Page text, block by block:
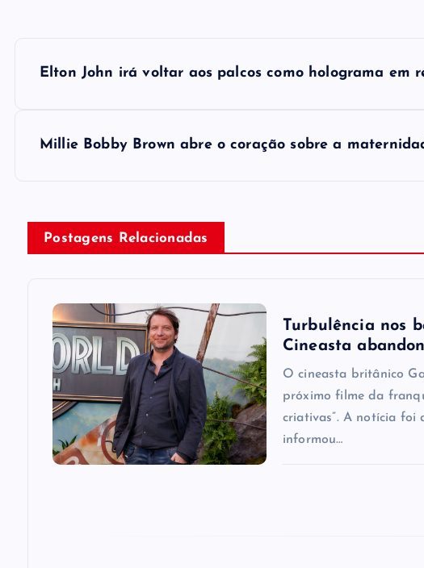
Elton John irá voltar aos palcos como holograma em
Millie Bobby Brown abre o coração sobre a
Postagens Relacionadas
Turbulência nos
Cineasta
O cineasta britânico
próximo filme da
criativas”. A notícia foi
informou…